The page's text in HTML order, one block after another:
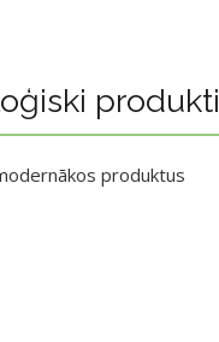
produkti
produktus